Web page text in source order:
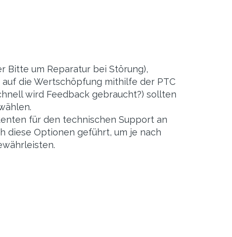
Bitte um Reparatur bei Störung),
die Wertschöpfung mithilfe der PTC
wird Feedback gebraucht?) sollten
für den technischen Support an
diese Optionen geführt, um je nach